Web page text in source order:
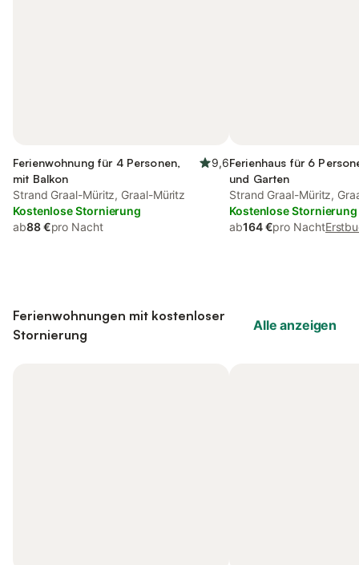
Ferienwohnung für 4 Personen,
mit Balkon
9,6
Strand Graal-Müritz, Graal-Müritz
Kostenlose Stornierung
ab88 €pro Nacht
Ferienhaus für 6
und Garten
Strand Graal-Müritz,
Kostenlose Stornierung
ab164 €pro Nacht
Ferienwohnungen mit kostenloser
Stornierung
Alle anzeigen